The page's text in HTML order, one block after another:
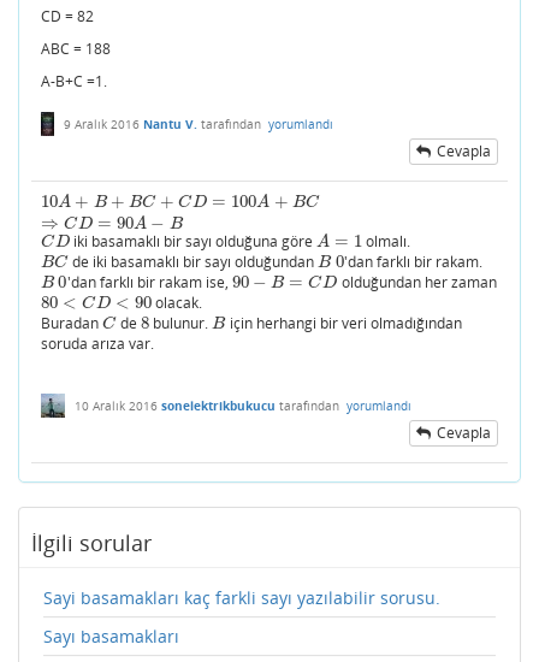
CD = 82
ABC = 188
A-B+C =1.
9 Aralık 2016 Nantu V. tarafından yorumlandı
Cevapla
10A + B + BC + CD = 100A + BC
⇒ CD = 90A − B
10A+ B+ BC+CD=100 A+BC ⇒ CD=90 A− B
CD
CD iki basamaklı bir sayı olduğuna göreA = 1
A= 1 olmalı.
BC
BC de iki basamaklı bir sayı olduğundanB
B 0
0'dan farklı bir rakam.
B
B 0
0'dan farklı bir rakam ise, 90 − B = CD
90−B =C D
olduğundan her zaman
80 < CD < 90
80 <C D<90
olacak.
Buradan C
C de8
8 bulunur.B
B için herhangi bir veri olmadığından
soruda arıza var.
10 Aralık 2016 sonelektrikbukucu tarafından yorumlandı
Cevapla
İlgili sorular
Sayi basamakları kaç farkli sayı yazılabilir sorusu.
Sayı basamakları